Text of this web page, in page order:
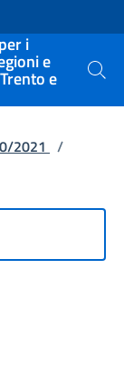
i
e
e Cerca
2021 /